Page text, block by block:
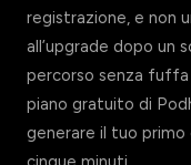
registrazione, e non
all’upgrade dopo un
percorso senza
piano gratuito di
generare il tuo